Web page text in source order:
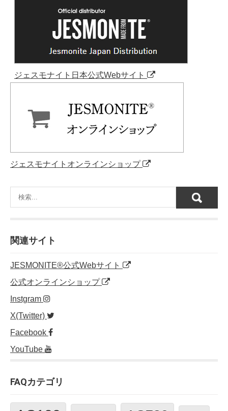
ジェスモナイト日本公式Webサイト
ジェスモナイトオンラインショップ
関連サイト
JESMONITE®公式Webサイト
公式オンラインショップ
Instgram
X(Twitter)
Facebook
YouTube
FAQカテゴリ